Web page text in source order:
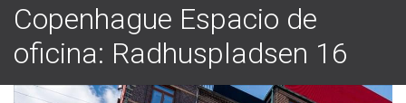
Copenhague Espacio de
oficina: Radhuspladsen 16